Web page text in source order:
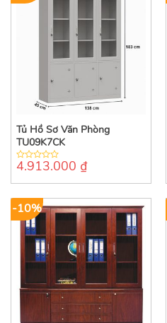
Tủ Hồ Sơ Văn Phòng
TU09K7CK
0
of
4.913.000 ₫
-10%